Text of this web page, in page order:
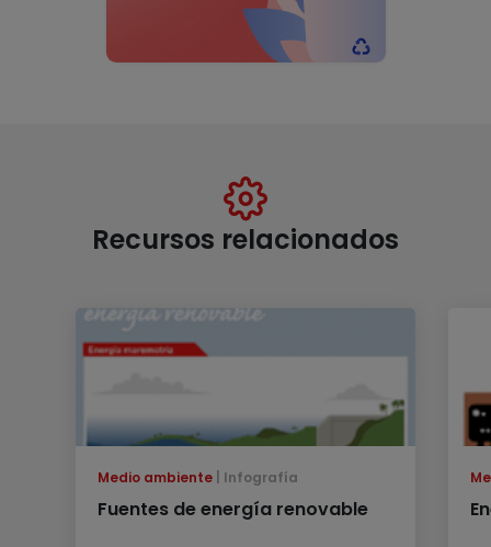
Recursos relacionados
Medio ambiente Infografía
Fuentes de energía renovable